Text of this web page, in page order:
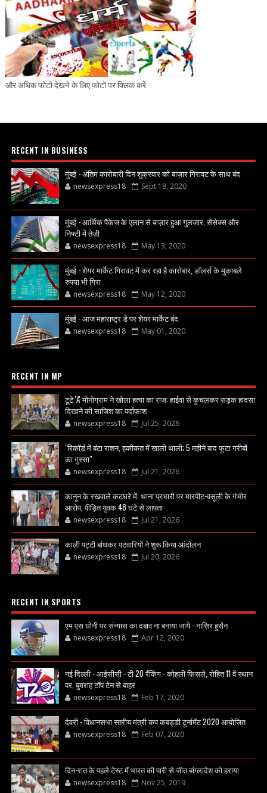
और अधिक फोटो देखने के लिए फोटो पर क्लिक करें
RECENT IN BUSINESS
मुंबई - अंतिम कारोबारी दिन शुक्रवार को बाज़ार गिरावट के साथ बंद
newsexpress18 Sept 18, 2020
मुंबई - आर्थिक पैकेज के एलान से बाज़ार हुआ गुलजार, सेंसेक्स और
निफ्टी में तेज़ी
newsexpress18 May 13, 2020
मुंबई - शेयर मार्केट गिरावट में कर रहा है कारोबार, डॉलर्स के मुकाबले
रुपया भी गिरा
newsexpress18 May 12, 2020
मुंबई - आज महाराष्ट्र डे पर शेयर मार्केट बंद
newsexpress18 May 01, 2020
RECENT IN MP
टूटे 'A' मोनोग्राम ने खोला हत्या का राज: हाईवा से कुचलकर सड़क हादसा
दिखाने की साजिश का पर्दाफाश
newsexpress18 Jul 25, 2026
"रिकॉर्ड में बंटा राशन, हकीकत में खाली थाली; 5 महीने बाद फूटा गरीबों
का गुस्सा"
newsexpress18 Jul 21, 2026
कानून के रखवाले कटघरे में: थाना प्रभारी पर मारपीट-वसूली के गंभीर
आरोप, पीड़ित युवक 48 घंटे से लापता
newsexpress18 Jul 21, 2026
काली पट्टी बांधकर पटवारियों ने शुरू किया आंदोलन
newsexpress18 Jul 20, 2026
RECENT IN SPORTS
एम एस धोनी पर संन्यास का दबाव ना बनाया जाये - नासिर हुसैन
newsexpress18 Apr 12, 2020
नई दिल्ली - आईसीसी - टी 20 रैंकिंग - कोहली फिसले, रोहित 11 वें स्थान
पर, बुमराह टॉप टेन से बाहर
newsexpress18 Feb 17, 2020
देवरी - विधानसभा स्तरीय मंत्री कप कबड्डी टूर्नामेंट 2020 आयोजित
newsexpress18 Feb 07, 2020
दिन-रात के पहले टेस्ट में भारत की पारी से जीत बांग्लादेश को हराया
newsexpress18 Nov 25, 2019